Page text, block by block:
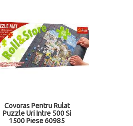
Covoras Pentru Rulat
Puzzle Uri Intre 500 Si
1500 Piese 60985